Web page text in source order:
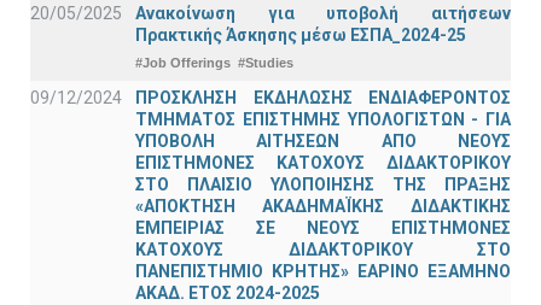
20/05/2025
Ανακοίνωση για υποβολή αιτήσεων
Πρακτικής Άσκησης μέσω ΕΣΠΑ_2024-25
#Job Offerings #Studies
09/12/2024
ΠΡΟΣΚΛΗΣΗ ΕΚΔΗΛΩΣΗΣ ΕΝΔΙΑΦΕΡΟΝΤΟΣ
ΤΜΗΜΑΤΟΣ ΕΠΙΣΤΗΜΗΣ ΥΠΟΛΟΓΙΣΤΩΝ - ΓΙΑ
ΥΠΟΒΟΛΗ ΑΙΤΗΣΕΩΝ ΑΠΟ ΝΕΟΥΣ
ΕΠΙΣΤΗΜΟΝΕΣ ΚΑΤΟΧΟΥΣ ΔΙΔΑΚΤΟΡΙΚΟΥ
ΣΤΟ ΠΛΑΙΣΙΟ ΥΛΟΠΟΙΗΣΗΣ ΤΗΣ ΠΡΑΞΗΣ
«ΑΠΟΚΤΗΣΗ ΑΚΑΔΗΜΑΪΚΗΣ ΔΙΔΑΚΤΙΚΗΣ
ΕΜΠΕΙΡΙΑΣ ΣΕ ΝΕΟΥΣ ΕΠΙΣΤΗΜΟΝΕΣ
ΚΑΤΟΧΟΥΣ ΔΙΔΑΚΤΟΡΙΚΟΥ ΣΤΟ
ΠΑΝΕΠΙΣΤΗΜΙΟ ΚΡΗΤΗΣ» ΕΑΡΙΝΟ ΕΞΑΜΗΝΟ
ΑΚΑΔ. ΕΤΟΣ 2024-2025